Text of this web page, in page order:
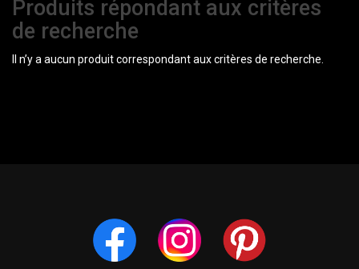
Produits répondant aux critères
de recherche
Il n’y a aucun produit correspondant aux critères de recherche.